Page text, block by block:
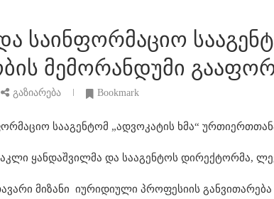
საინფორმაციო
მემორანდუმი
გაზიარება Bookmark
სააგენტომ „ადვოკატის ხმა“
ყანდაშვილმა და სააგენტოს დირექტორმა,
მიზანი იურიდიული პროფესიის